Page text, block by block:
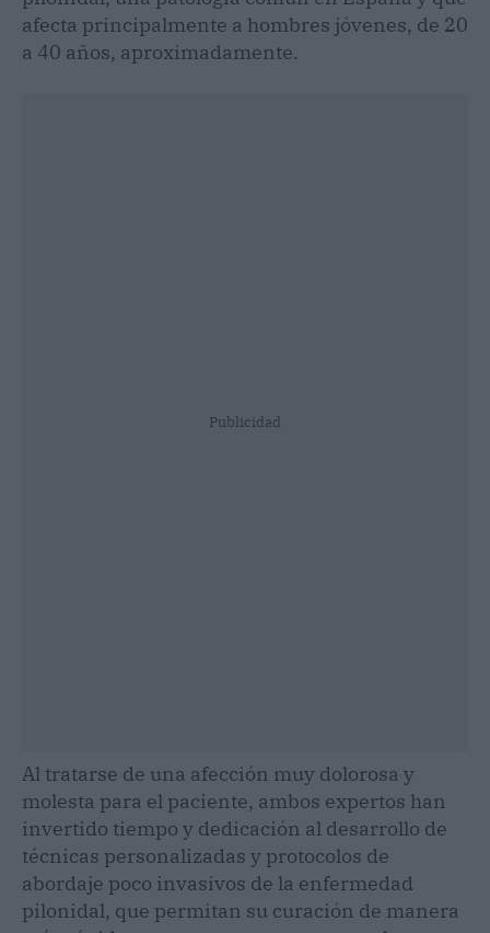
afecta principalmente a hombres jóvenes, de 20
a 40 años, aproximadamente.
Publicidad
Al tratarse de una afección muy dolorosa y
molesta para el paciente, ambos expertos han
invertido tiempo y dedicación al desarrollo de
técnicas personalizadas y protocolos de
abordaje poco invasivos de la enfermedad
pilonidal, que permitan su curación de manera